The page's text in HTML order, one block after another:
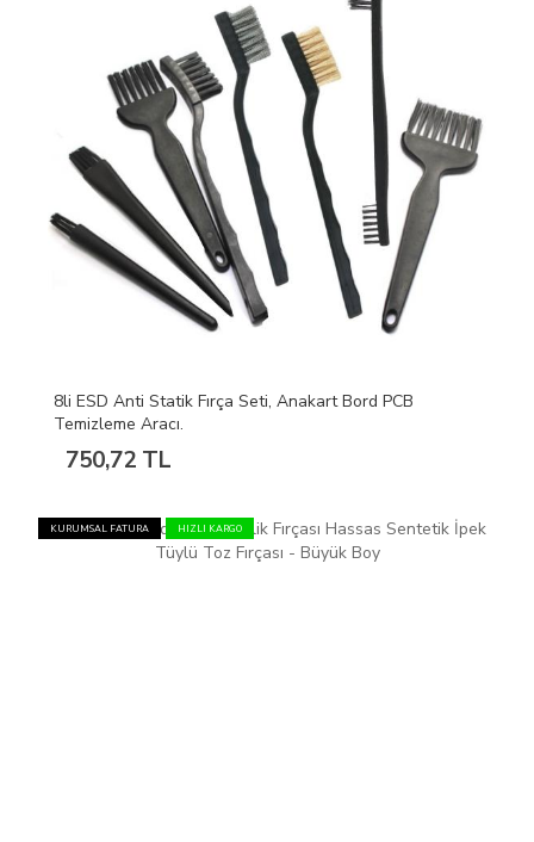
8li ESD Anti Statik Fırça Seti, Anakart Bord PCB
Temizleme Aracı.
750,72 TL
KURUMSAL FATURA HIZLI KARGO